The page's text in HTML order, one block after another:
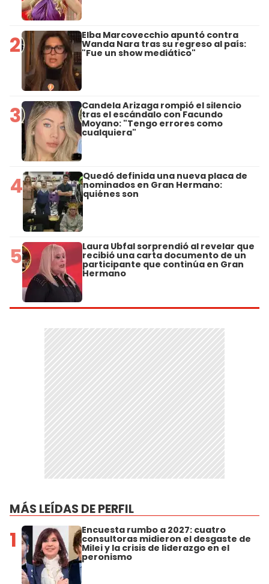
2 Elba Marcovecchio apuntó contra
Wanda Nara tras su regreso al país:
"Fue un show mediático"
3 Candela Arizaga rompió el silencio
tras el escándalo con Facundo
Moyano: "Tengo errores como
cualquiera"
4 Quedó definida una nueva placa de
nominados en Gran Hermano:
quiénes son
5 Laura Ubfal sorprendió al revelar que
recibió una carta documento de un
participante que continúa en Gran
Hermano
MÁS LEÍDAS DE PERFIL
1 Encuesta rumbo a 2027: cuatro
consultoras midieron el desgaste de
Milei y la crisis de liderazgo en el
peronismo